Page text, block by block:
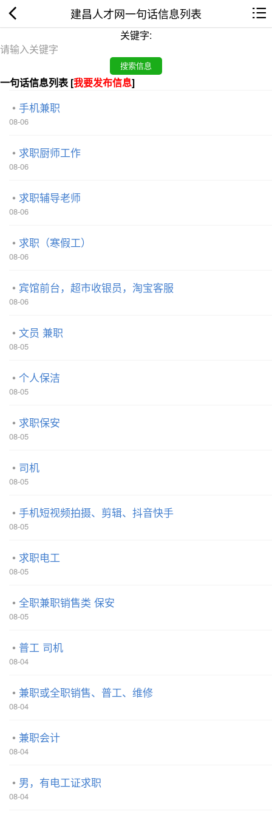
建昌人才网一句话信息列表
关键字:
一句话信息列表 [我要发布信息]
手机兼职
08-06
求职厨师工作
08-06
求职辅导老师
08-06
求职（寒假工）
08-06
宾馆前台，超市收银员，淘宝客服
08-06
文员 兼职
08-05
个人保洁
08-05
求职保安
08-05
司机
08-05
手机短视频拍摄、剪辑、抖音快手
08-05
求职电工
08-05
全职兼职销售类 保安
08-05
普工 司机
08-04
兼职或全职销售、普工、维修
08-04
兼职会计
08-04
男，有电工证求职
08-04